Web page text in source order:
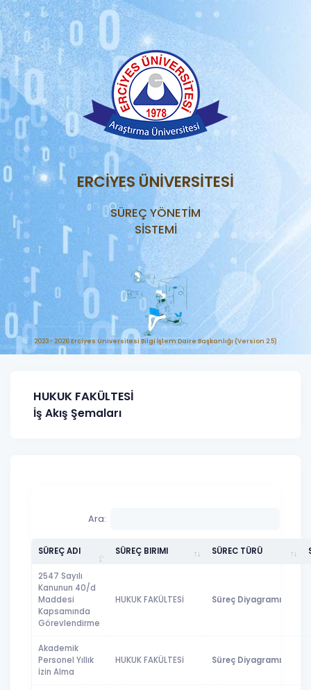
ERCİYES ÜNİVERSİTESİ
SÜREÇ YÖNETİM
SİSTEMİ
2023- 2026 Erciyes Üniversitesi Bilgi İşlem Daire Başkanlığı (Version 2.5)
HUKUK FAKÜLTESİ
İş Akış Şemaları
Ara:
SÜREÇ ADI SÜREÇ BIRIMI SÜREC TÜRÜ
2547 Sayılı
Kanunun 40/d
Maddesi
Kapsamında
Görevlendirme
HUKUK FAKÜLTESİ Süreç Diyagramı
Akademik
Personel Yıllık
İzin Alma
HUKUK FAKÜLTESİ Süreç Diyagramı